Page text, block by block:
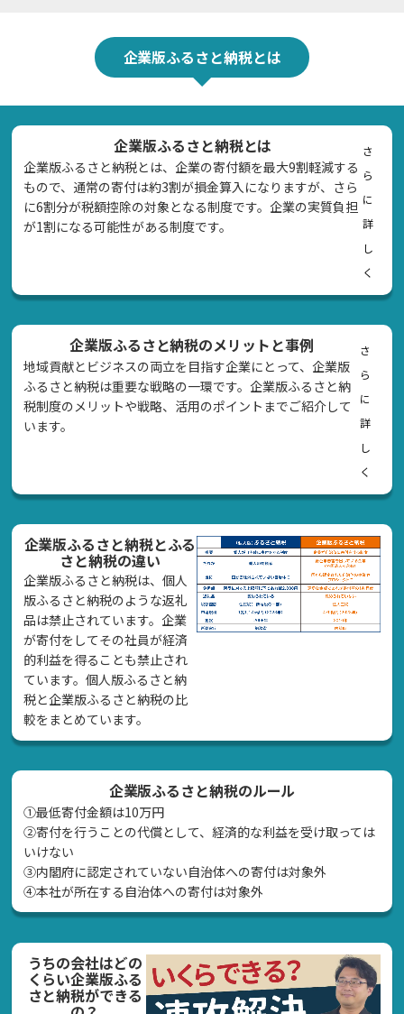
企業版ふるさと納税とは
企業版ふるさと納税とは
企業版ふるさと納税とは、企業の寄付額を最大9割軽減する
もので、通常の寄付は約3割が損金算入になりますが、さら
に6割分が税額控除の対象となる制度です。企業の実質負担
が1割になる可能性がある制度です。
さ
ら
に
詳
し
く
企業版ふるさと納税のメリットと事例
地域貢献とビジネスの両立を目指す企業にとって、企業版
ふるさと納税は重要な戦略の一環です。企業版ふるさと納
税制度のメリットや戦略、活用のポイントまでご紹介して
います。
さ
ら
に
詳
し
く
企業版ふるさと納税とふる
さと納税の違い
企業版ふるさと納税は、個人
版ふるさと納税のような返礼
品は禁止されています。企業
が寄付をしてその社員が経済
的利益を得ることも禁止され
ています。個人版ふるさと納
税と企業版ふるさと納税の比
較をまとめています。
企業版ふるさと納税のルール
①最低寄付金額は10万円
②寄付を行うことの代償として、経済的な利益を受け取っては
いけない
➂内閣府に認定されていない自治体への寄付は対象外
④本社が所在する自治体への寄付は対象外
うちの会社はどの
くらい企業版ふる
さと納税ができる